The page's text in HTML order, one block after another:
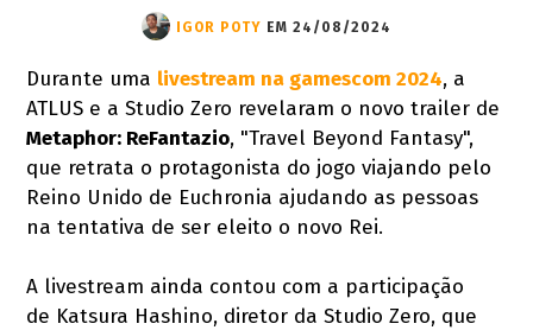
IGOR POTY EM 24/08/2024
Durante uma livestream na gamescom 2024, a
ATLUS e a Studio Zero revelaram o novo trailer de
Metaphor: ReFantazio, "Travel Beyond Fantasy",
que retrata o protagonista do jogo viajando pelo
Reino Unido de Euchronia ajudando as pessoas
na tentativa de ser eleito o novo Rei.
A livestream ainda contou com a participação
de Katsura Hashino, diretor da Studio Zero, que